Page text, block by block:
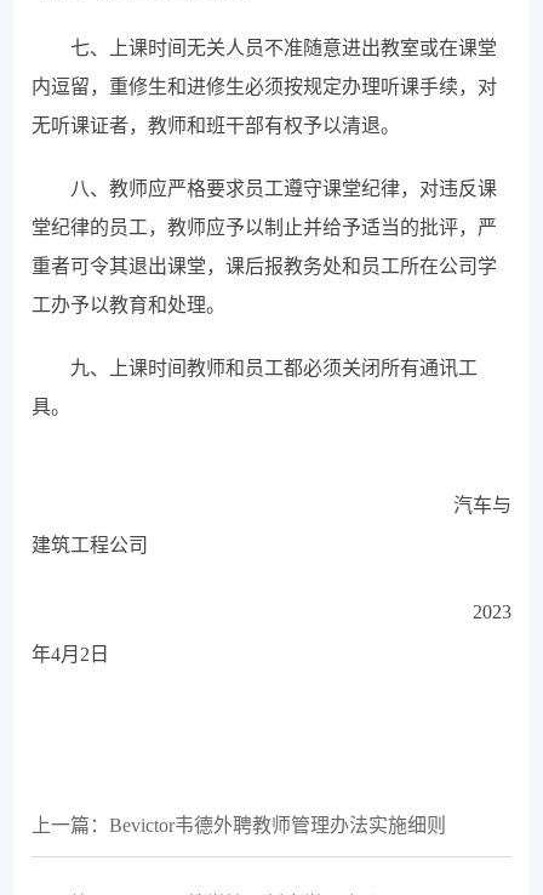
七、上课时间无关人员不准随意进出教室或在课堂
内逗留，重修生和进修生必须按规定办理听课手续，对
无听课证者，教师和班干部有权予以清退。
八、教师应严格要求员工遵守课堂纪律，对违反课
堂纪律的员工，教师应予以制止并给予适当的批评，严
重者可令其退出课堂，课后报教务处和员工所在公司学
工办予以教育和处理。
九、上课时间教师和员工都必须关闭所有通讯工
具。
汽车与
建筑工程公司
2023
年4月2日
上一篇：Bevictor韦德外聘教师管理办法实施细则